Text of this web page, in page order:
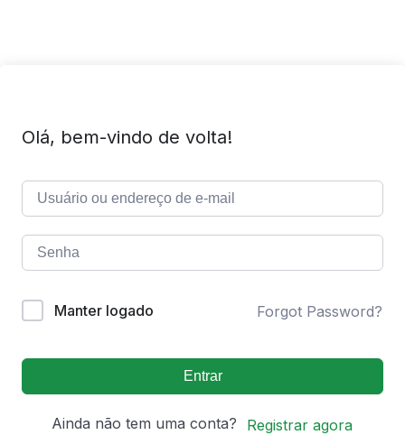
Olá, bem-vindo de volta!
Manter logado Forgot Password?
Entrar
Ainda não tem uma conta? Registrar agora